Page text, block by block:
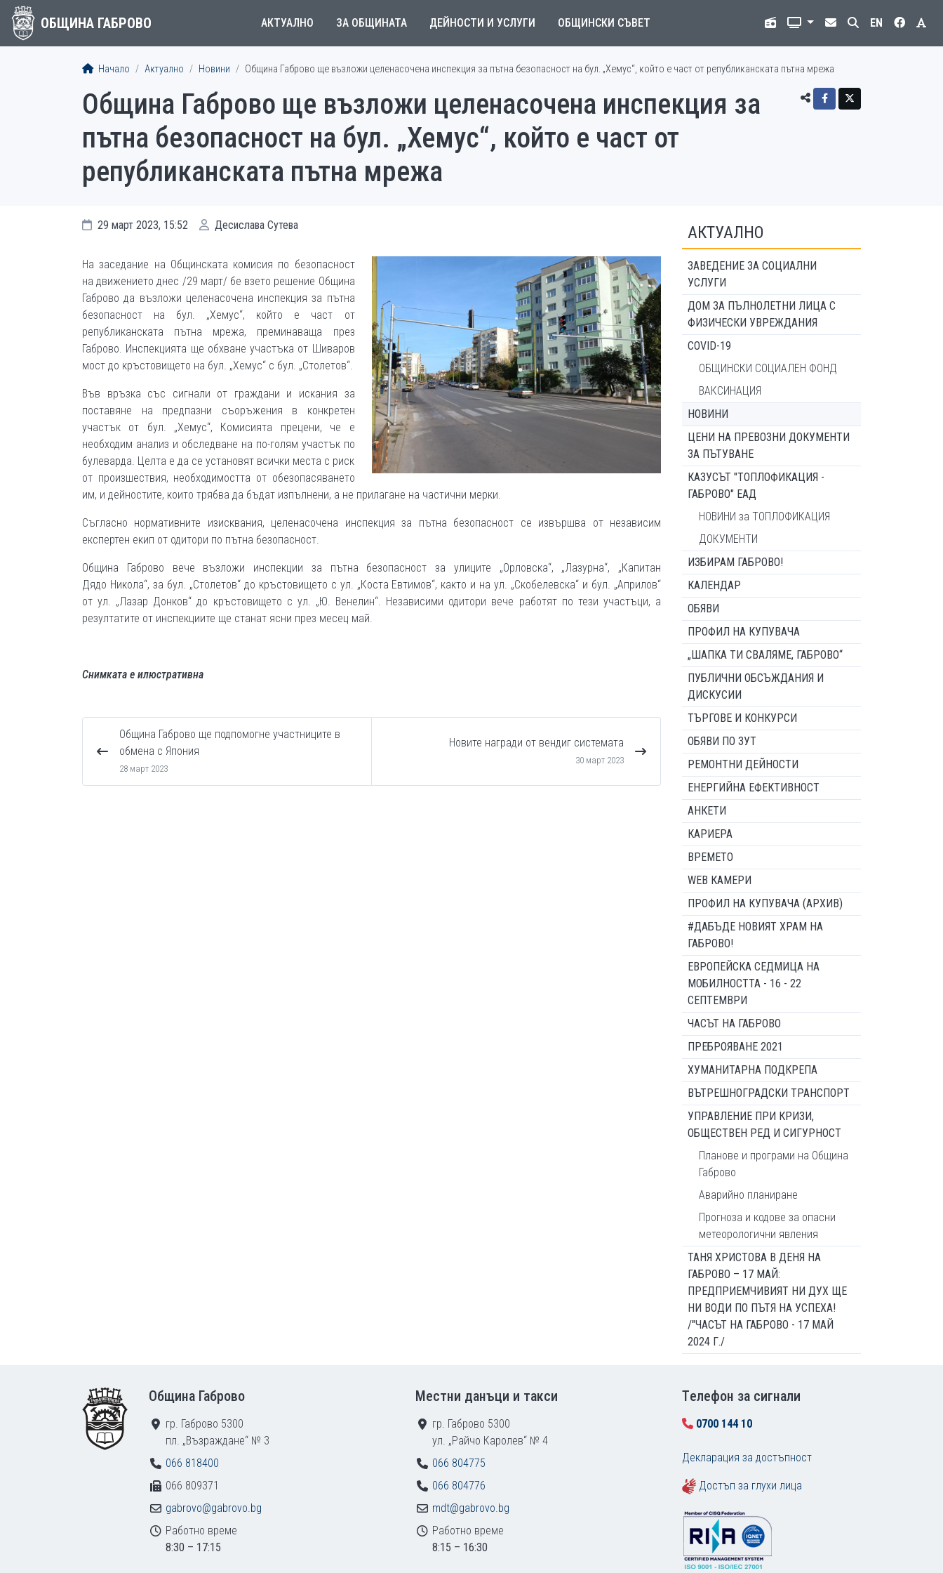
ОБЩИНА ГАБРОВО АКТУАЛНО ЗА ОБЩИНАТА ДЕЙНОСТИ И УСЛУГИ ОБЩИНСКИ СЪВЕТ EN
Начало Актуално Новини Община Габрово ще възложи целенасочена инспекция за пътна безопасност на бул. „Хемус“, който е част от републиканската пътна мрежа
Община Габрово ще възложи целенасочена инспекция за
пътна безопасност на бул. „Хемус“, който е част от
републиканската пътна мрежа
29 март 2023, 15:52 Десислава Сутева
На заседание на Общинската комисия по безопасност
на движението днес /29 март/ бе взето решение Община
Габрово да възложи целенасочена инспекция за пътна
безопасност на бул. „Хемус“, който е част от
републиканската пътна мрежа, преминаваща през
Габрово. Инспекцията ще обхване участъка от Шиваров
мост до кръстовището на бул. „Хемус“ с бул. „Столетов“.
Във връзка със сигнали от граждани и искания за
поставяне на предпазни съоръжения в конкретен
участък от бул. „Хемус“, Комисията прецени, че е
необходим анализ и обследване на по-голям участък по
булеварда. Целта е да се установят всички места с риск
от произшествия, необходимостта от обезопасяването
им, и дейностите, които трябва да бъдат изпълнени, а не прилагане на частични мерки.
Съгласно нормативните изисквания, целенасочена инспекция за пътна безопасност се извършва от независим
експертен екип от одитори по пътна безопасност.
Община Габрово вече възложи инспекции за пътна безопасност за улиците „Орловска“, „Лазурна“, „Капитан
Дядо Никола“, за бул. „Столетов“ до кръстовището с ул. „Коста Евтимов“, както и на ул. „Скобелевска“ и бул. „Априлов“
от ул. „Лазар Донков“ до кръстовището с ул. „Ю. Венелин“. Независими одитори вече работят по тези участъци, а
резултатите от инспекциите ще станат ясни през месец май.
Снимката е илюстративна
Община Габрово ще подпомогне участниците в
обмена с Япония
28 март 2023
Новите награди от вендиг системата
30 март 2023
АКТУАЛНО
ЗАВЕДЕНИЕ ЗА СОЦИАЛНИ
УСЛУГИ
ДОМ ЗА ПЪЛНОЛЕТНИ ЛИЦА С
ФИЗИЧЕСКИ УВРЕЖДАНИЯ
COVID-19
ОБЩИНСКИ СОЦИАЛЕН ФОНД
ВАКСИНАЦИЯ
НОВИНИ
ЦЕНИ НА ПРЕВОЗНИ ДОКУМЕНТИ
ЗА ПЪТУВАНЕ
КАЗУСЪТ "ТОПЛОФИКАЦИЯ -
ГАБРОВО" ЕАД
НОВИНИ за ТОПЛОФИКАЦИЯ
ДОКУМЕНТИ
ИЗБИРАМ ГАБРОВО!
КАЛЕНДАР
ОБЯВИ
ПРОФИЛ НА КУПУВАЧА
„ШАПКА ТИ СВАЛЯМЕ, ГАБРОВО“
ПУБЛИЧНИ ОБСЪЖДАНИЯ И
ДИСКУСИИ
ТЪРГОВЕ И КОНКУРСИ
ОБЯВИ ПО ЗУТ
РЕМОНТНИ ДЕЙНОСТИ
ЕНЕРГИЙНА ЕФЕКТИВНОСТ
АНКЕТИ
КАРИЕРА
ВРЕМЕТО
WEB КАМЕРИ
ПРОФИЛ НА КУПУВАЧА (АРХИВ)
#ДАБЪДЕ НОВИЯТ ХРАМ НА
ГАБРОВО!
ЕВРОПЕЙСКА СЕДМИЦА НА
МОБИЛНОСТТА - 16 - 22
СЕПТЕМВРИ
ЧАСЪТ НА ГАБРОВО
ПРЕБРОЯВАНЕ 2021
ХУМАНИТАРНА ПОДКРЕПА
ВЪТРЕШНОГРАДСКИ ТРАНСПОРТ
УПРАВЛЕНИЕ ПРИ КРИЗИ,
ОБЩЕСТВЕН РЕД И СИГУРНОСТ
Планове и програми на Община
Габрово
Аварийно планиране
Прогноза и кодове за опасни
метеорологични явления
ТАНЯ ХРИСТОВА В ДЕНЯ НА
ГАБРОВО – 17 МАЙ:
ПРЕДПРИЕМЧИВИЯТ НИ ДУХ ЩЕ
НИ ВОДИ ПО ПЪТЯ НА УСПЕХА!
/"ЧАСЪТ НА ГАБРОВО - 17 МАЙ
2024 Г./
Община Габрово
гр. Габрово 5300
пл. „Възраждане“ № 3
066 818400
066 809371
gabrovo@gabrovo.bg
Работно време
8:30 – 17:15
Местни данъци и такси
гр. Габрово 5300
ул. „Райчо Каролев“ № 4
066 804775
066 804776
mdt@gabrovo.bg
Работно време
8:15 – 16:30
Tелефон за сигнали
0700 144 10
Декларация за достъпност
Достъп за глухи лица